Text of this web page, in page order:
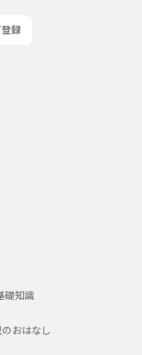
録
礎知識
おはなし